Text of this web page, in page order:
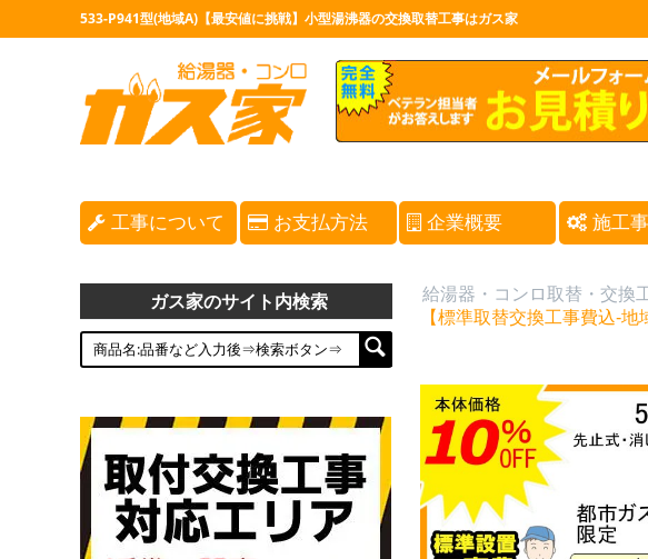
533-P941型(地域A)【最安値に挑戦】小型湯沸器の交換取替工事はガス家
工事について お支払方法 企業概要 施工事
ガス家のサイト内検索 給湯器・コンロ取替・交換
【標準取替交換工事費込-